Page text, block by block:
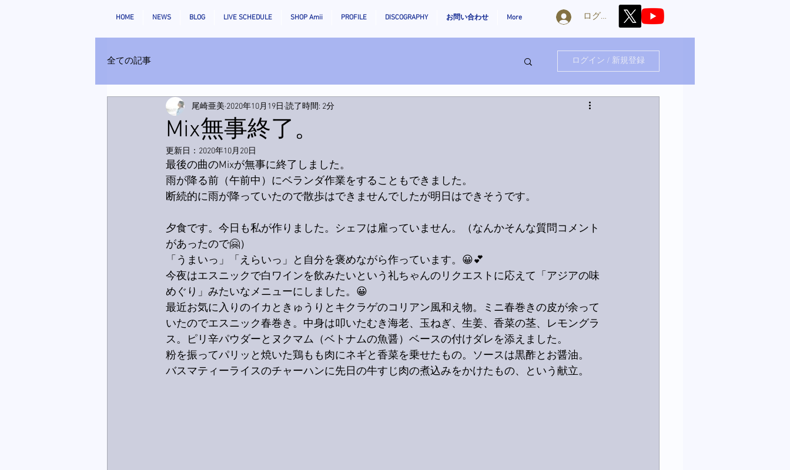
HOME NEWS BLOG LIVE SCHEDULE SHOP Amii PROFILE DISCOGRAPHY お問い合わせ More ログイン
全ての記事 ログイン / 新規登録
Mix無事終了。
尾崎亜美 2020年10月19日 読了時間: 2分
更新日： 2020年10月20日
最後の曲のMixが無事に終了しました。
雨が降る前（午前中）にベランダ作業をすることもできました。
断続的に雨が降っていたので散歩はできませんでしたが明日はできそうです。
夕食です。今日も私が作りました。シェフは雇っていません。（なんかそんな質問コメント
があったので🤗）
「うまいっ」「えらいっ」と自分を褒めながら作っています。😀💕
今夜はエスニックで白ワインを飲みたいという礼ちゃんのリクエストに応えて「アジアの味
めぐり」みたいなメニューにしました。😀
最近お気に入りのイカときゅうりとキクラゲのコリアン風和え物。ミニ春巻きの皮が余って
いたのでエスニック春巻き。中身は叩いたむき海老、玉ねぎ、生姜、香菜の茎、レモングラ
ス。ピリ辛パウダーとヌクマム（ベトナムの魚醤）ベースの付けダレを添えました。
粉を振ってパリッと焼いた鶏もも肉にネギと香菜を乗せたもの。ソースは黒酢とお醤油。
バスマティーライスのチャーハンに先日の牛すじ肉の煮込みをかけたもの、という献立。